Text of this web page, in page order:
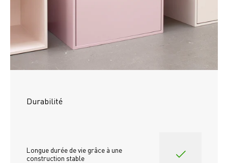
Durabilité
Longue durée de vie grâce à une
construction stable